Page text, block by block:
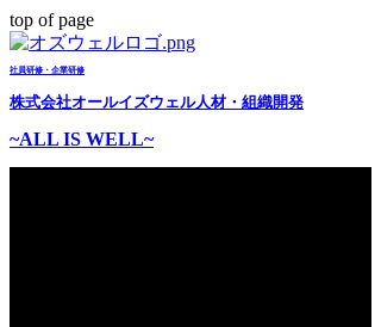
top of page
社員研修・企業研修
株式会社オールイズウェル人材・組織開発
~ALL IS WELL~